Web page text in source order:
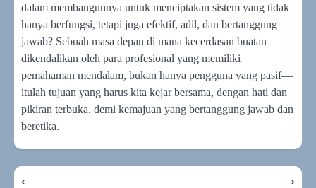
dalam membangunnya untuk menciptakan sistem yang tidak
hanya berfungsi, tetapi juga efektif, adil, dan bertanggung
jawab? Sebuah masa depan di mana kecerdasan buatan
dikendalikan oleh para profesional yang memiliki
pemahaman mendalam, bukan hanya pengguna yang pasif—
itulah tujuan yang harus kita kejar bersama, dengan hati dan
pikiran terbuka, demi kemajuan yang bertanggung jawab dan
beretika.
Navigasi
⟵
⟶